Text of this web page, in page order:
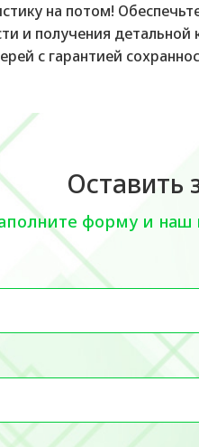
на потом!
и получения
с гарантией
Оставить
форму и наш